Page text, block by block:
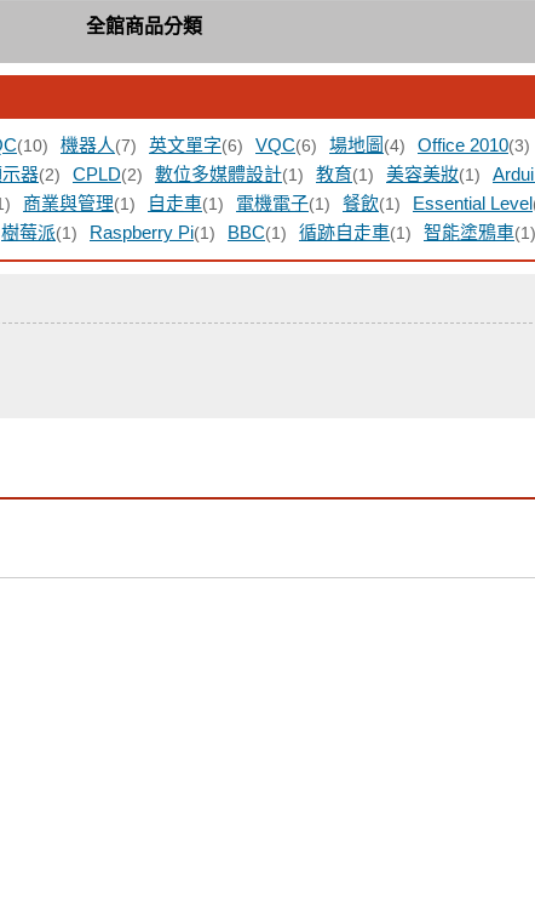
全館商品分類
(10) 機器人(7) 英文單字(6) VQC(6) 場地圖 (4) Office 2010(3)
器(2) CPLD(2) 數位多媒體設計(1) 教育(1) 美容美妝(1)
商業與管理(1) 自走車(1) 電機電子(1) 餐飲(1) Essential Level
樹莓派(1) Raspberry Pi(1) BBC(1) 循跡自走車(1) 智能塗鴉車(1)